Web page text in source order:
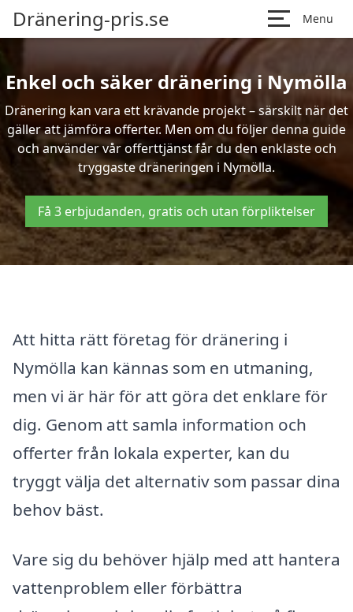
Dränering-pris.se Menu
Enkel och säker dränering i Nymölla
Dränering kan vara ett krävande projekt – särskilt när det
gäller att jämföra offerter. Men om du följer denna guide
och använder vår offerttjänst får du den enklaste och
tryggaste dräneringen i Nymölla.
Få 3 erbjudanden, gratis och utan förpliktelser
Att hitta rätt företag för dränering i
Nymölla kan kännas som en utmaning,
men vi är här för att göra det enklare för
dig. Genom att samla information och
offerter från lokala experter, kan du
tryggt välja det alternativ som passar dina
behov bäst.
Vare sig du behöver hjälp med att hantera
vattenproblem eller förbättra